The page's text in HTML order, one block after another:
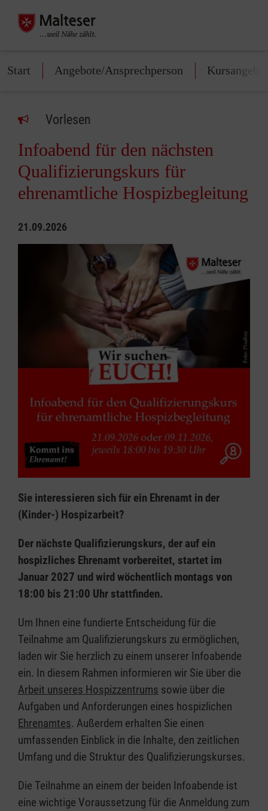
Start Angebote/Ansprechperson Kursangebot
Vorlesen
Infoabend für den nächsten
Qualifizierungskurs für
ehrenamtliche Hospizbegleitung
21.09.2026
Sie interessieren sich für ein Ehrenamt in der
(Kinder-) Hospizarbeit?
Der nächste Qualifizierungskurs, der auf ein
hospizliches Ehrenamt vorbereitet, startet im
Januar 2027 und wird wöchentlich montags von
18:00 bis 21:00 Uhr stattfinden.
Um Ihnen eine fundierte Entscheidung für die
Teilnahme am Qualifizierungskurs zu ermöglichen,
laden wir Sie herzlich zu einem unserer Infoabende
ein. In diesem Rahmen informieren wir Sie über die
Arbeit unseres Hospizzentrums sowie über die
Aufgaben und Anforderungen eines hospizlichen
Ehrenamtes. Außerdem erhalten Sie einen
umfassenden Einblick in die Inhalte, den zeitlichen
Umfang und die Struktur des Qualifizierungskurses.
Die Teilnahme an einem der beiden Infoabende ist
eine wichtige Voraussetzung für die Anmeldung zum